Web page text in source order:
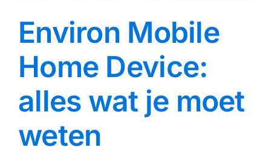
Environ Mobile
Home Device:
alles wat je moet
weten